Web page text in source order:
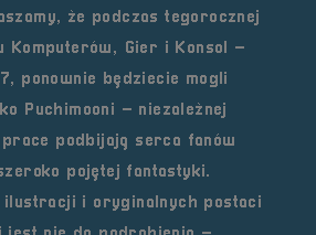
że podczas tegorocznej
Komputerów, Gier i Konsol –
, ponownie będziecie mogli
Puchimooni – niezależnej
podbijają serca fanów
pojętej fantastyki.
ilustracji i oryginalnych postaci